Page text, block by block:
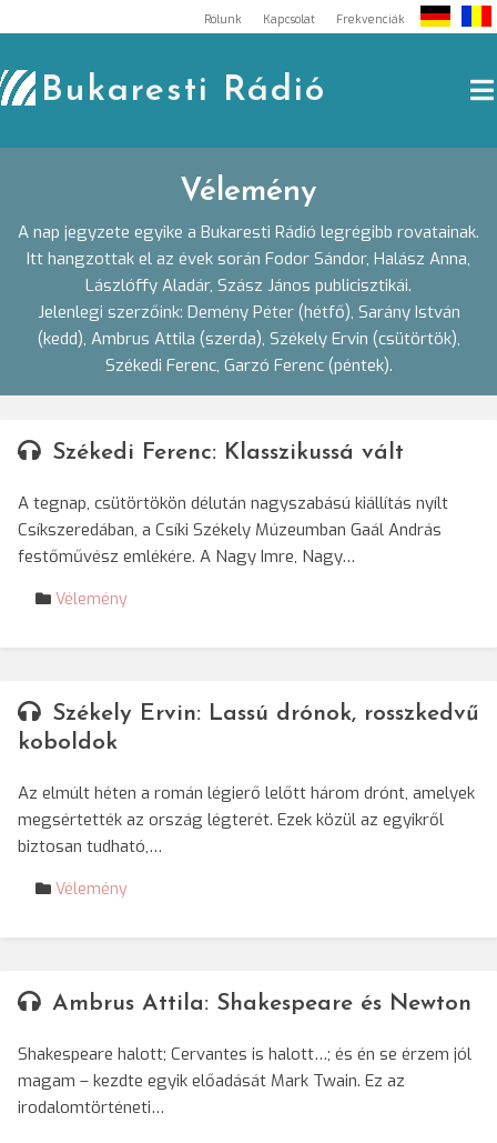
to
content
Rólunk Kapcsolat Frekvenciák
Bukaresti Rádió
Vélemény
A nap jegyzete egyike a Bukaresti Rádió legrégibb rovatainak.
Itt hangzottak el az évek során Fodor Sándor, Halász Anna,
Lászlóffy Aladár, Szász János publicisztikái.
Jelenlegi szerzőink: Demény Péter (hétfő), Sarány István
(kedd), Ambrus Attila (szerda), Székely Ervin (csütörtök),
Székedi Ferenc, Garzó Ferenc (péntek).
Székedi Ferenc: Klasszikussá vált
A tegnap, csütörtökön délután nagyszabású kiállítás nyílt
Csíkszeredában, a Csíki Székely Múzeumban Gaál András
festőművész emlékére. A Nagy Imre, Nagy…
Vélemény
Székely Ervin: Lassú drónok, rosszkedvű
koboldok
Az elmúlt héten a román légierő lelőtt három drónt, amelyek
megsértették az ország légterét. Ezek közül az egyikről
biztosan tudható,…
Vélemény
Ambrus Attila: Shakespeare és Newton
Shakespeare halott; Cervantes is halott…; és én se érzem jól
magam – kezdte egyik előadását Mark Twain. Ez az
irodalomtörténeti…